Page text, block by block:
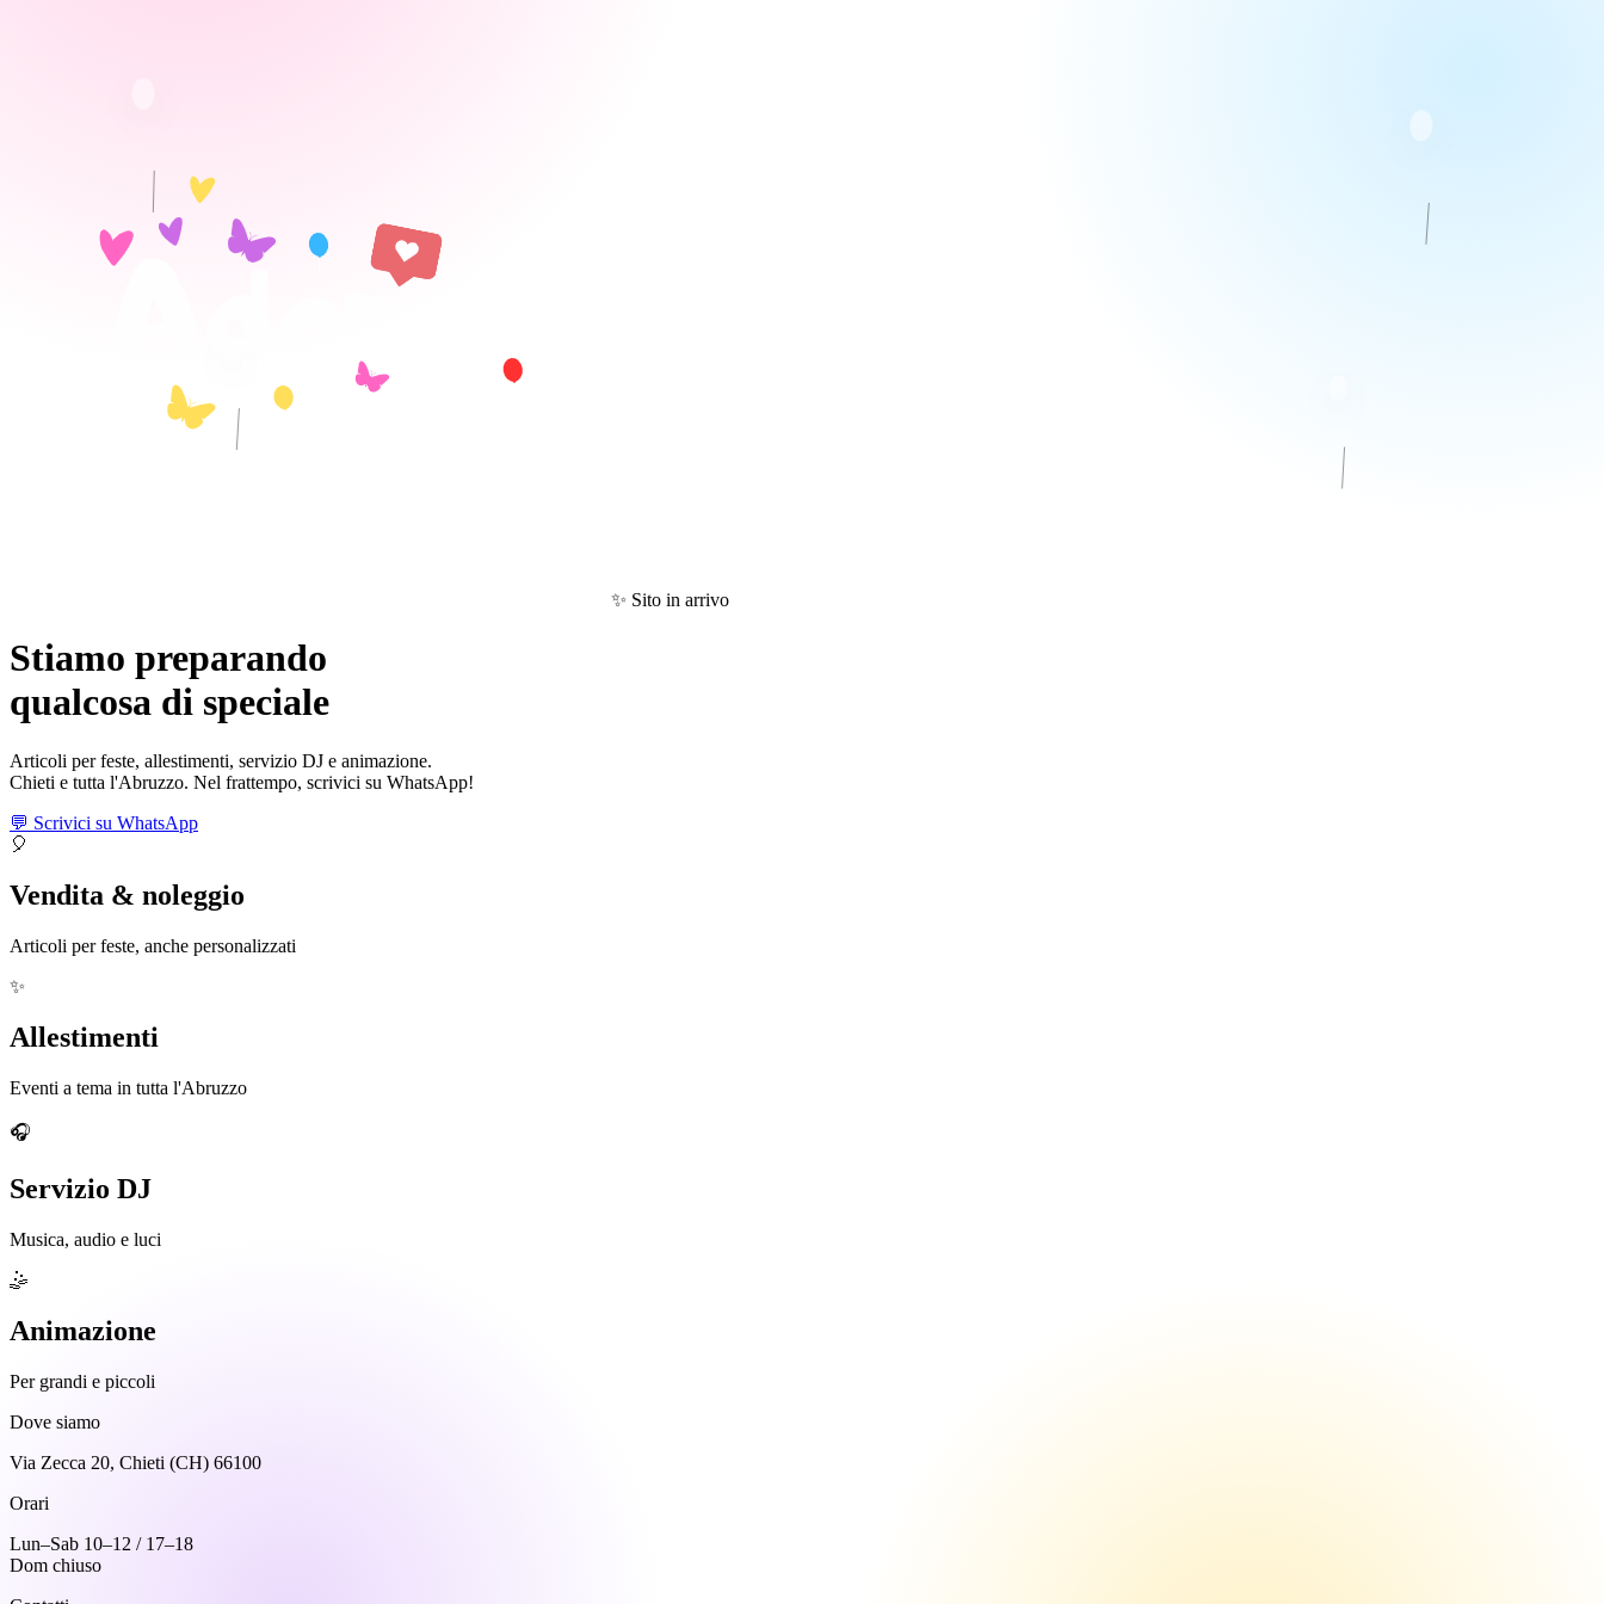
✨ Sito in arrivo
Stiamo preparando
qualcosa di speciale
Articoli per feste, allestimenti, servizio DJ e animazione.
Chieti e tutta l'Abruzzo. Nel frattempo, scrivici su WhatsApp!
💬 Scrivici su WhatsApp
🎈
Vendita & noleggio
Articoli per feste, anche personalizzati
✨
Allestimenti
Eventi a tema in tutta l'Abruzzo
🎧
Servizio DJ
Musica, audio e luci
🤹
Animazione
Per grandi e piccoli
Dove siamo
Via Zecca 20, Chieti (CH) 66100
Orari
Lun–Sab 10–12 / 17–18
Dom chiuso